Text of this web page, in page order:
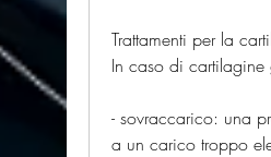
Trattamenti per la
In caso di
- sovraccarico: una
a un carico troppo